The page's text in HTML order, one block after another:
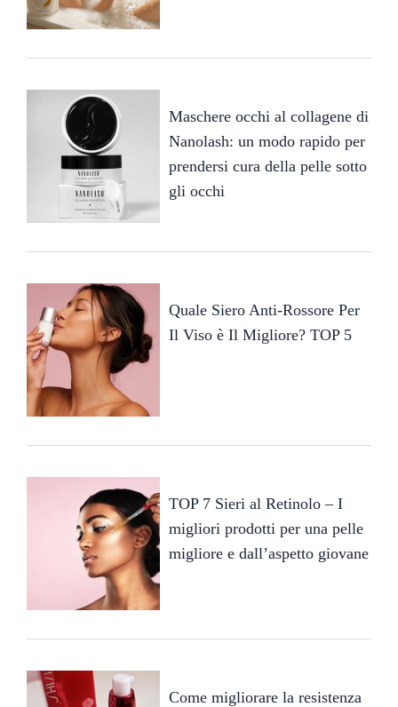
Maschere occhi al collagene di
Nanolash: un modo rapido per
prendersi cura della pelle sotto
gli occhi
Quale Siero Anti-Rossore Per
Il Viso è Il Migliore? TOP 5
TOP 7 Sieri al Retinolo – I
migliori prodotti per una pelle
migliore e dall’aspetto giovane
Come migliorare la resistenza